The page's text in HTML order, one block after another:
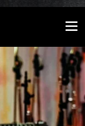
dieser Seite
anzeigen